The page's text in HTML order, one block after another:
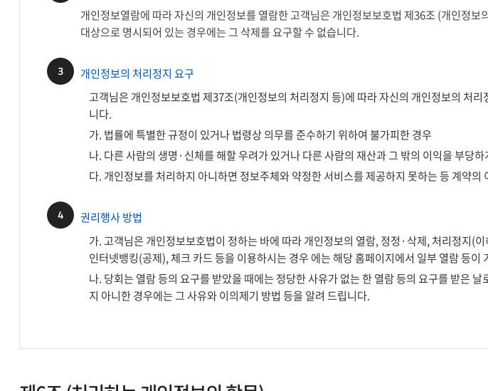
개인정보열람에 따라 자신의 개인정보를 열람한 고객님은 개인정보보호법 제36조 (개인정
대상으로 명시되어 있는 경우에는 그 삭제를 요구할 수 없습니다.
3
개인정보의 처리정지 요구
고객님은 개인정보보호법 제37조(개인정보의 처리정지 등)에 따라 자신의 개인정보의 처
니다.
가. 법률에 특별한 규정이 있거나 법령상 의무를 준수하기 위하여 불가피한 경우
나. 다른 사람의 생명·신체를 해할 우려가 있거나 다른 사람의 재산과 그 밖의 이익을 부당
다. 개인정보를 처리하지 아니하면 정보주체와 약정한 서비스를 제공하지 못하는 등 계약
4
권리행사 방법
가. 고객님은 개인정보보호법이 정하는 바에 따라 개인정보의 열람, 정정·삭제, 처리정지(
인터넷뱅킹(공제), 체크 카드 등을 이용하시는 경우 에는 해당 홈페이지에서 일부 열람 등이
나. 당회는 열람 등의 요구를 받았을 때에는 정당한 사유가 없는 한 열람 등의 요구를 받은
지 아니한 경우에는 그 사유와 이의제기 방법 등을 알려 드립니다.